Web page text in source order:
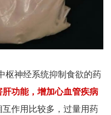
神经系统抑制食欲的药
功能，增加心血管疾病
互作用比较多，过量用药